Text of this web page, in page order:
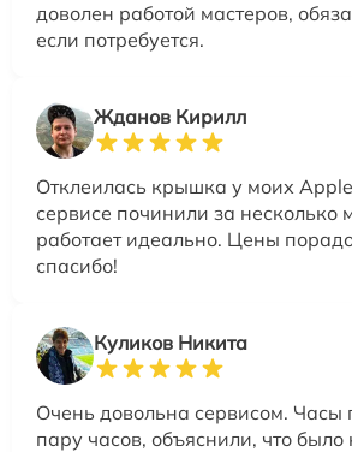
доволен работой мастеров,
если потребуется.
Жданов Кирилл
Отклеилась крышка у моих
сервисе починили за несколько
работает идеально. Цены
спасибо!
Куликов Никита
Очень довольна сервисом. Часы
пару часов, объяснили, что было